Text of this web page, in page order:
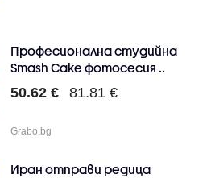
Професионална студийна
Smash Cake фотосесия ..
50.62 € 81.81 €
Grabo.bg
Иран отправи редица